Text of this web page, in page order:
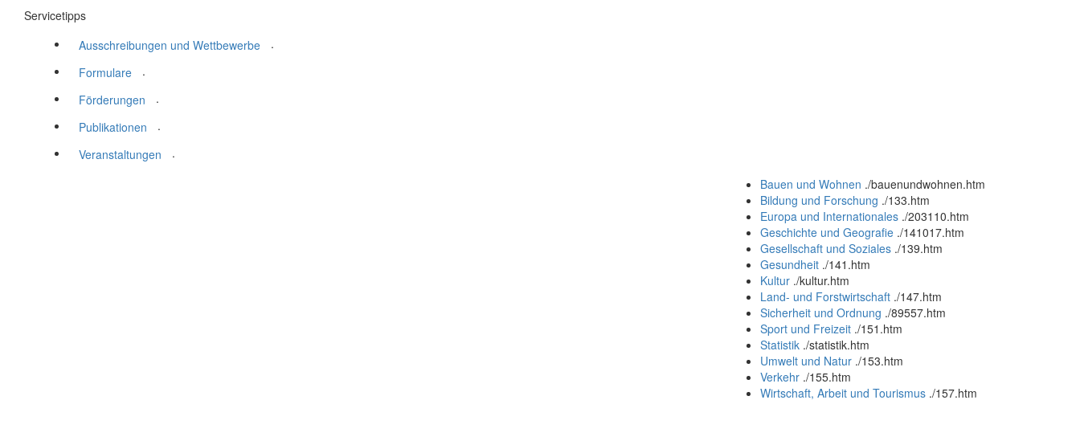
Servicetipps
Ausschreibungen und Wettbewerbe
.
Formulare
.
Förderungen
.
Publikationen
.
Veranstaltungen
.
Bauen und Wohnen ./bauenundwohnen.htm
Bildung und Forschung ./133.htm
Europa und Internationales ./203110.htm
Geschichte und Geografie ./141017.htm
Gesellschaft und Soziales ./139.htm
Gesundheit ./141.htm
Kultur ./kultur.htm
Land- und Forstwirtschaft ./147.htm
Sicherheit und Ordnung ./89557.htm
Sport und Freizeit ./151.htm
Statistik ./statistik.htm
Umwelt und Natur ./153.htm
Verkehr ./155.htm
Wirtschaft, Arbeit und Tourismus ./157.htm